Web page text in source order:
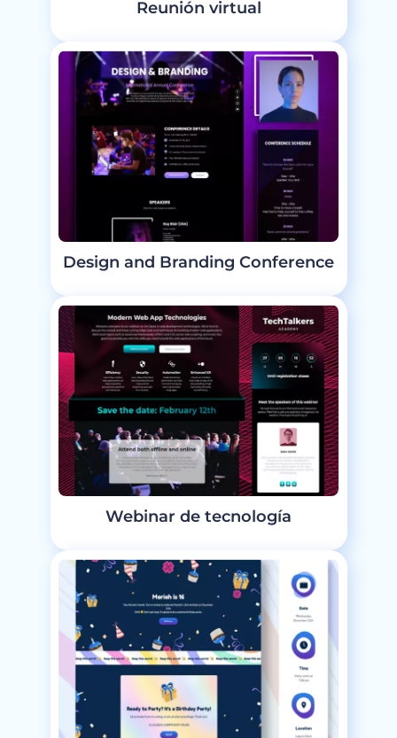
Reunión virtual
Design and Branding Conference
Webinar de tecnología